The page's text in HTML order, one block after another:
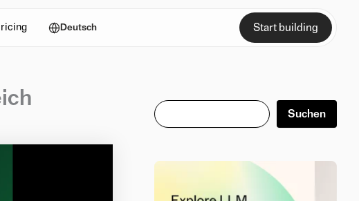
Deutsch Start building
Suchen
Suchen